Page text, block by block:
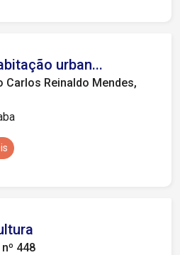
urban...
Carlos Reinaldo Mendes,
448